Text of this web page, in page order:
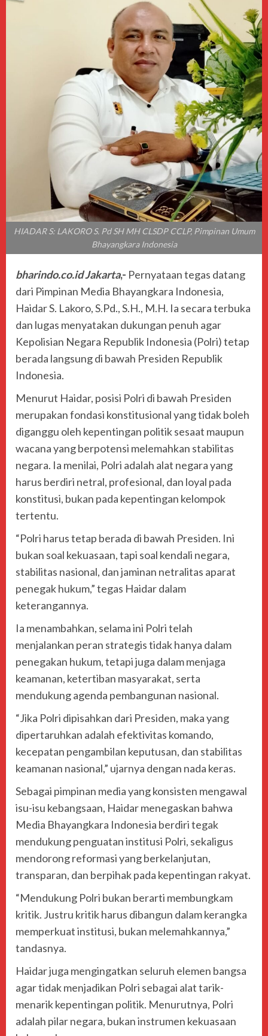
HIADAR S: LAKORO S. Pd SH MH CLSDP CCLP, Pimpinan Umum
Bhayangkara Indonesia
bharindo.co.id Jakarta,- Pernyataan tegas datang
dari Pimpinan Media Bhayangkara Indonesia,
Haidar S. Lakoro, S.Pd., S.H., M.H. Ia secara terbuka
dan lugas menyatakan dukungan penuh agar
Kepolisian Negara Republik Indonesia (Polri) tetap
berada langsung di bawah Presiden Republik
Indonesia.
Menurut Haidar, posisi Polri di bawah Presiden
merupakan fondasi konstitusional yang tidak boleh
diganggu oleh kepentingan politik sesaat maupun
wacana yang berpotensi melemahkan stabilitas
negara. Ia menilai, Polri adalah alat negara yang
harus berdiri netral, profesional, dan loyal pada
konstitusi, bukan pada kepentingan kelompok
tertentu.
“Polri harus tetap berada di bawah Presiden. Ini
bukan soal kekuasaan, tapi soal kendali negara,
stabilitas nasional, dan jaminan netralitas aparat
penegak hukum,” tegas Haidar dalam
keterangannya.
Ia menambahkan, selama ini Polri telah
menjalankan peran strategis tidak hanya dalam
penegakan hukum, tetapi juga dalam menjaga
keamanan, ketertiban masyarakat, serta
mendukung agenda pembangunan nasional.
“Jika Polri dipisahkan dari Presiden, maka yang
dipertaruhkan adalah efektivitas komando,
kecepatan pengambilan keputusan, dan stabilitas
keamanan nasional,” ujarnya dengan nada keras.
Sebagai pimpinan media yang konsisten mengawal
isu-isu kebangsaan, Haidar menegaskan bahwa
Media Bhayangkara Indonesia berdiri tegak
mendukung penguatan institusi Polri, sekaligus
mendorong reformasi yang berkelanjutan,
transparan, dan berpihak pada kepentingan rakyat.
“Mendukung Polri bukan berarti membungkam
kritik. Justru kritik harus dibangun dalam kerangka
memperkuat institusi, bukan melemahkannya,”
tandasnya.
Haidar juga mengingatkan seluruh elemen bangsa
agar tidak menjadikan Polri sebagai alat tarik-
menarik kepentingan politik. Menurutnya, Polri
adalah pilar negara, bukan instrumen kekuasaan